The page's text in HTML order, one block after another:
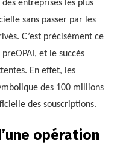
entreprises les plus
sans passer par les
C’est précisément ce
et le succès
En effet, les
des 100 millions
des souscriptions.
opération